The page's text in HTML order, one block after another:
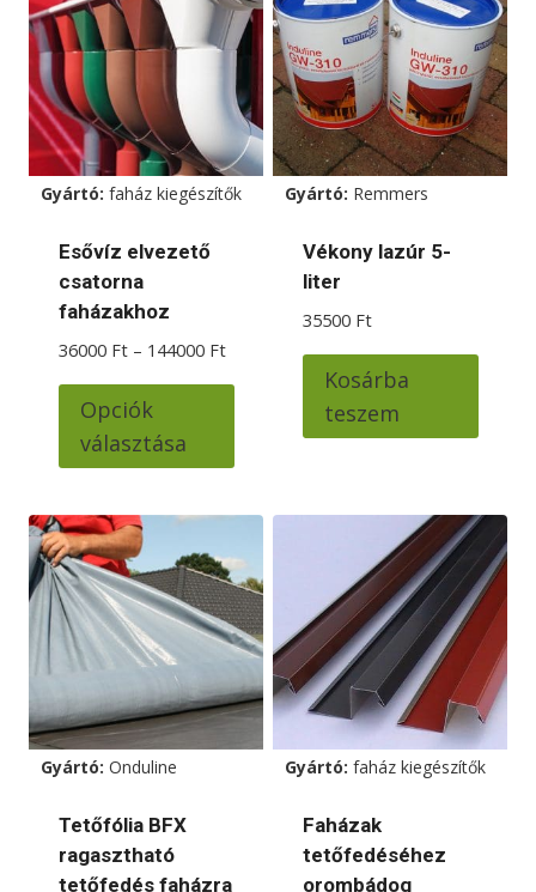
variációja
van.
A
változatok
a
termékoldalon
választhatók
variációja
van.
A
változatok
a
termékoldalon
választhatók
Gyártó: faház kiegészítők
Esővíz elvezető
csatorna
faházakhoz
36000 Ft – 144000 FtÁrtartomány:
144000 Ft
Opciók
választása
terméknek
van.
A
változatok
a
termékoldalon
választhatók
ki
Gyártó: Remmers
Vékony lazúr 5-
liter
35500 Ft
Kosárba
teszem
Gyártó: Onduline
Tetőfólia BFX
ragasztható
tetőfedés faházra
Gyártó: faház kiegészítők
Faházak
tetőfedéséhez
orombádog